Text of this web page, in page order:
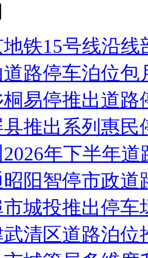
铁15号线沿线
道路停车泊位包
易停推出道路
县推出系列惠民
年下半年道
阳智停市政道
城投推出停车
武清区道路泊位